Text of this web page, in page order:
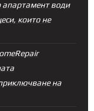
апартамент води
които не
на